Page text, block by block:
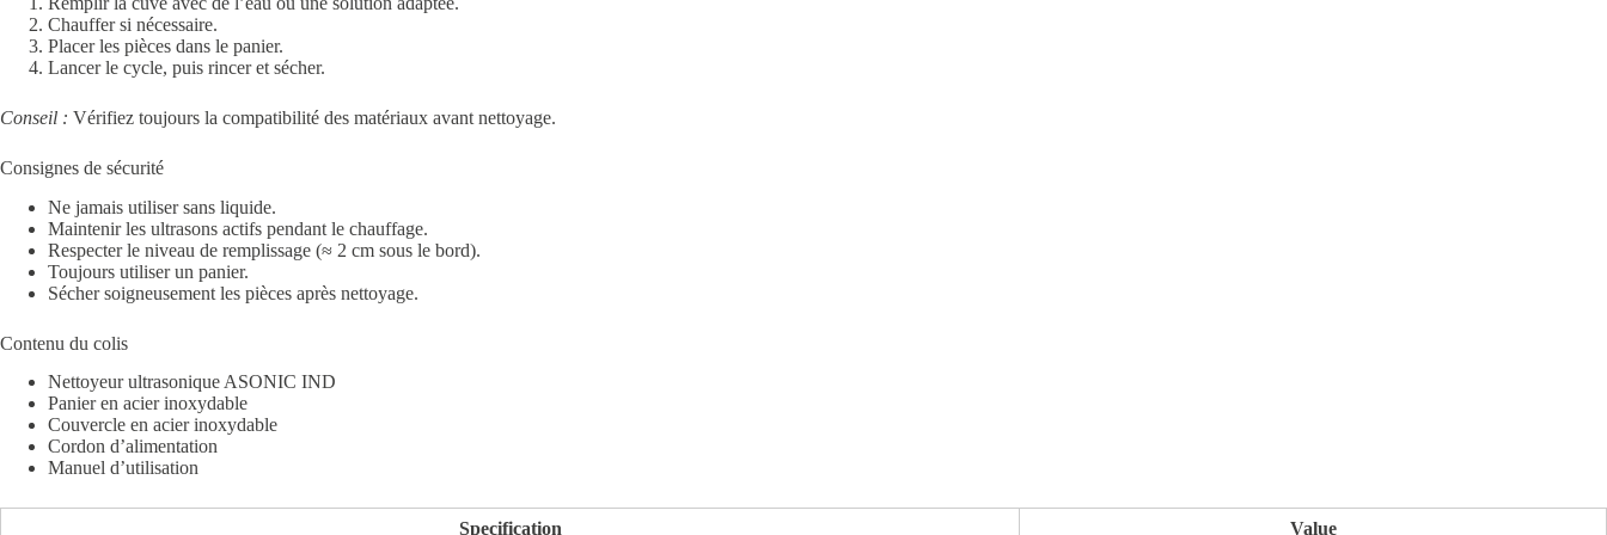
Chauffer si nécessaire.
Placer les pièces dans le panier.
Lancer le cycle, puis rincer et sécher.
Conseil : Vérifiez toujours la compatibilité des matériaux avant nettoyage.
Consignes de sécurité
Ne jamais utiliser sans liquide.
Maintenir les ultrasons actifs pendant le chauffage.
Respecter le niveau de remplissage (≈ 2 cm sous le bord).
Toujours utiliser un panier.
Sécher soigneusement les pièces après nettoyage.
Contenu du colis
Nettoyeur ultrasonique ASONIC IND
Panier en acier inoxydable
Couvercle en acier inoxydable
Cordon d’alimentation
Manuel d’utilisation
Specification Value